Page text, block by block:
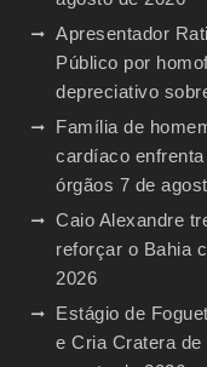
Apresentador
Público por
depreciativo
Família de
cardíaco
órgãos 7 de
Caio Alexandre
reforçar o Bahia
2026
Estágio de
e Cria Cratera